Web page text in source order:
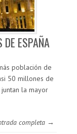
ESPAÑA
población de
50 millones de
la mayor
completa →